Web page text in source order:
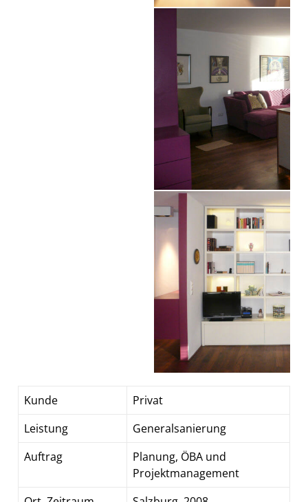
Kunde
Privat
Leistung
Generalsanierung
Auftrag
Planung, ÖBA und
Projektmanagement